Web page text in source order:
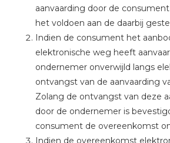
aanvaarding door de
het voldoen aan de daarbij
Indien de consument het
elektronische weg heeft
ondernemer onverwijld langs
ontvangst van de aanvaarding
Zolang de ontvangst van deze
door de ondernemer is
consument de overeenkomst
Indien de overeenkomst